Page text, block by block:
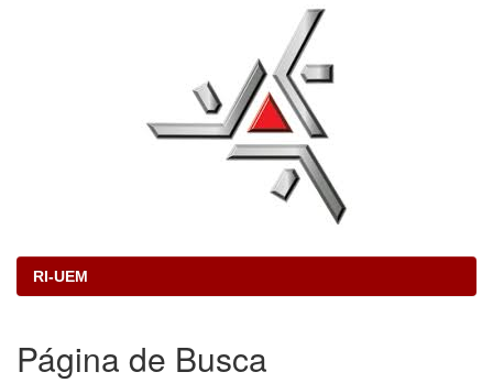
RI-UEM
Página de Busca